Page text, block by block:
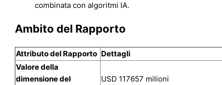
combinata con algoritmi IA.
Ambito del Rapporto
Attributo del Rapporto Dettagli
Valore della
dimensione del
USD 117657 milioni